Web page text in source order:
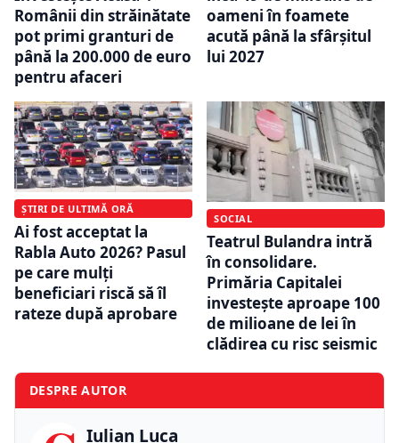
Românii din străinătate
pot primi granturi de
până la 200.000 de euro
pentru afaceri
oameni în foamete
acută până la sfârșitul
lui 2027
ȘTIRI DE ULTIMĂ ORĂ
Ai fost acceptat la
Rabla Auto 2026? Pasul
pe care mulți
beneficiari riscă să îl
rateze după aprobare
SOCIAL
Teatrul Bulandra intră
în consolidare.
Primăria Capitalei
investește aproape 100
de milioane de lei în
clădirea cu risc seismic
DESPRE AUTOR
Iulian Luca